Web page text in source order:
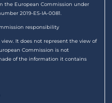
the European Commission under
2019-ES-IA-0081.
responsibility
It does not represent the view of
Commission is not
of the information it contains